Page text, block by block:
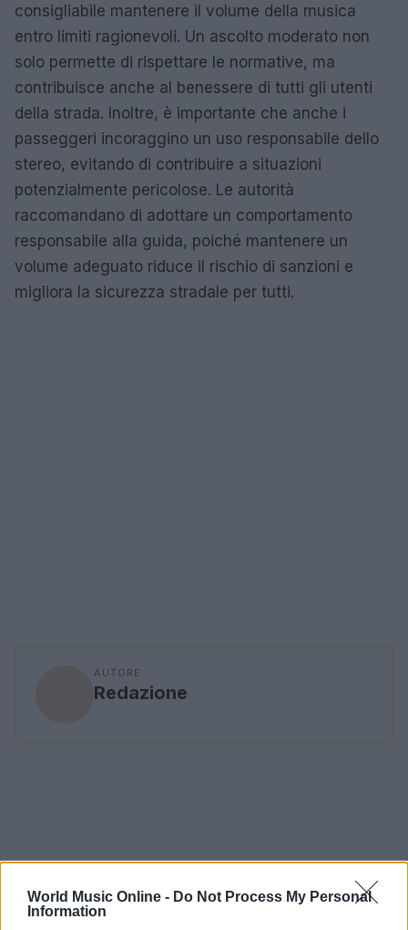
World Music Online - Do Not Process My Personal
Information
consigliabile mantenere il volume della musica
entro limiti ragionevoli. Un ascolto moderato non
solo permette di rispettare le normative, ma
contribuisce anche al benessere di tutti gli utenti
della strada. Inoltre, è importante che anche i
passeggeri incoraggino un uso responsabile dello
stereo, evitando di contribuire a situazioni
potenzialmente pericolose. Le autorità
raccomandano di adottare un comportamento
responsabile alla guida, poiché mantenere un
volume adeguato riduce il rischio di sanzioni e
migliora la sicurezza stradale per tutti.
AUTORE
Redazione